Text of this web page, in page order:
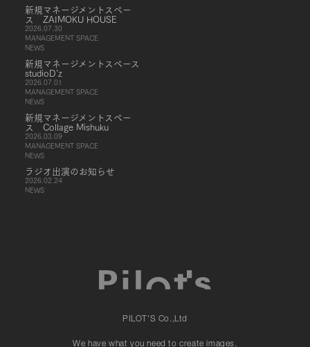
新規マネージメントスペー
ス ZAIMOKU HOUSE
2026.07.30
MANAGEMENT SPACE
NEWS
新規マネージメントスペース
studioD’z
2026.07.01
MANAGEMENT SPACE
NEWS
新規マネージメントスペー
ス Collage Mishuku
2026.03.09
MANAGEMENT SPACE
NEWS
ラジオ出演のお知らせ
2026.02.24
NEWS
PILOT'S Co.,Ltd
We have what you need to create images.